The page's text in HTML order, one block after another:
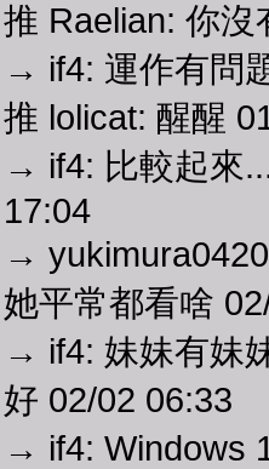
推 Raelian: 你沒
→ if4: 運作有問
推 lolicat: 醒醒
→ if4: 比較起來
17:04
→
她平常都看啥
→ if4: 妹妹有妹
好 02/02 06:33
→ if4: Windows